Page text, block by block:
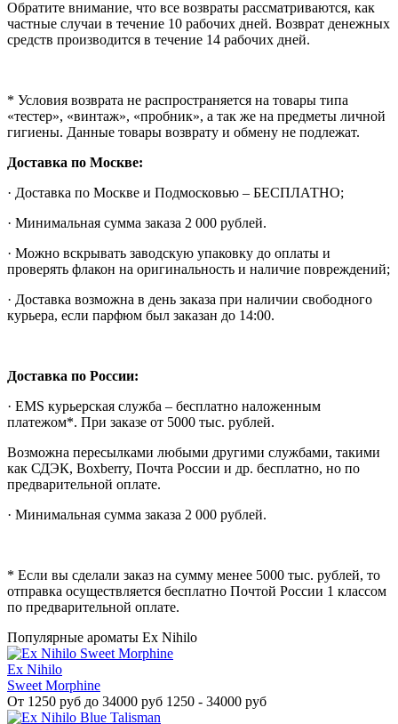
Обратите внимание, что все возвраты рассматриваются, как
частные случаи в течение 10 рабочих дней. Возврат денежных
средств производится в течение 14 рабочих дней.
* Условия возврата не распространяется на товары типа
«тестер», «винтаж», «пробник», а так же на предметы личной
гигиены. Данные товары возврату и обмену не подлежат.
Доставка по Москве:
· Доставка по Москве и Подмосковью – БЕСПЛАТНО;
· Минимальная сумма заказа 2 000 рублей.
· Можно вскрывать заводскую упаковку до оплаты и
проверять флакон на оригинальность и наличие повреждений;
· Доставка возможна в день заказа при наличии свободного
курьера, если парфюм был заказан до 14:00.
Доставка по России:
· EMS курьерская служба – бесплатно наложенным
платежом*. При заказе от 5000 тыс. рублей.
Возможна пересылками любыми другими службами, такими
как СДЭК, Boxberry, Почта России и др. бесплатно, но по
предварительной оплате.
· Минимальная сумма заказа 2 000 рублей.
* Если вы сделали заказ на сумму менее 5000 тыс. рублей, то
отправка осуществляется бесплатно Почтой России 1 классом
по предварительной оплате.
Популярные ароматы Ex Nihilo
Ex Nihilo
Sweet Morphine
От 1250 руб до 34000 руб 1250 - 34000 руб